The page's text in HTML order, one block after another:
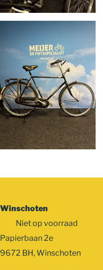
Winschoten
Niet op voorraad
Papierbaan 2e
9672 BH, Winschoten